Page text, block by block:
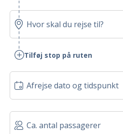
Tilføj stop på ruten